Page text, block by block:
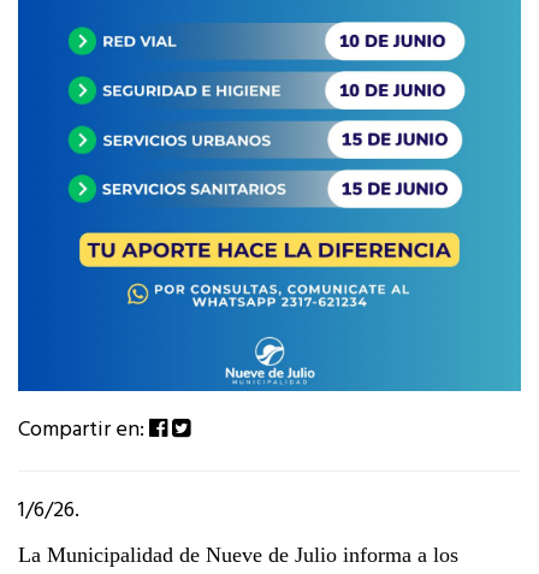
Compartir en:
1/6/26.
La Municipalidad de Nueve de Julio informa a los